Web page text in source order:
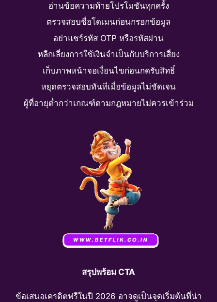
อ่านข้อความท้ายโปรโมชันทุกครั้ง
ตรวจสอบชื่อโดเมนก่อนกรอกข้อมูล
อย่าแชร์รหัส OTP หรือรหัสผ่าน
หลีกเลี่ยงการใช้เงินจำเป็นกับบริการเสี่ยง
เก็บภาพหน้าจอเงื่อนไขก่อนกดรับสิทธิ์
หยุดตรวจสอบทันทีเมื่อข้อมูลไม่ชัดเจน
ผู้ที่อายุต่ำกว่าเกณฑ์ตามกฎหมายไม่ควรเข้าร่วม
สรุปพร้อม CTA
ข้อเสนอเครดิตฟรีในปี 2026 อาจดูเป็นจุดเริ่มต้นที่น่า